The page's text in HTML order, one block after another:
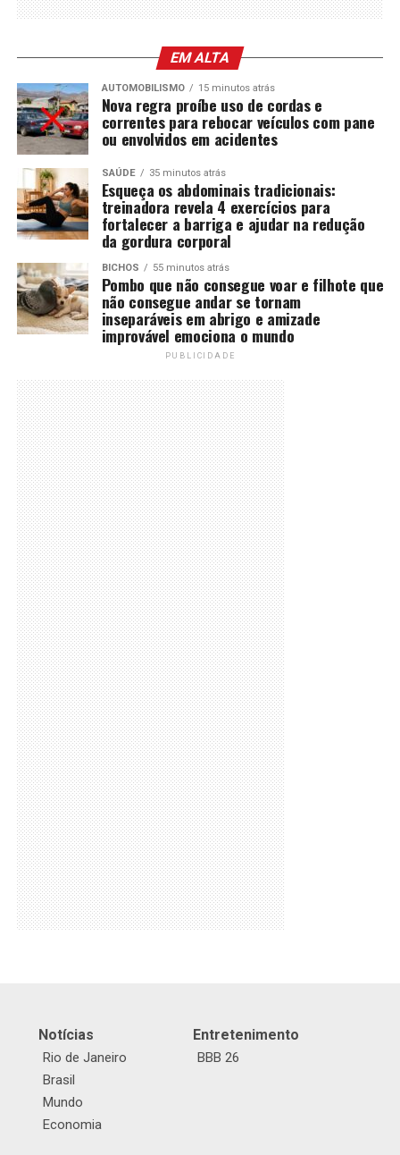
EM ALTA
AUTOMOBILISMO 15 minutos atrás
Nova regra proíbe uso de cordas e
correntes para rebocar veículos com pane
ou envolvidos em acidentes
SAÚDE 35 minutos atrás
Esqueça os abdominais tradicionais:
treinadora revela 4 exercícios para
fortalecer a barriga e ajudar na redução
da gordura corporal
BICHOS 55 minutos atrás
Pombo que não consegue voar e filhote que
não consegue andar se tornam
inseparáveis em abrigo e amizade
improvável emociona o mundo
PUBLICIDADE
Notícias
Rio de Janeiro
Brasil
Mundo
Economia
Entretenimento
BBB 26